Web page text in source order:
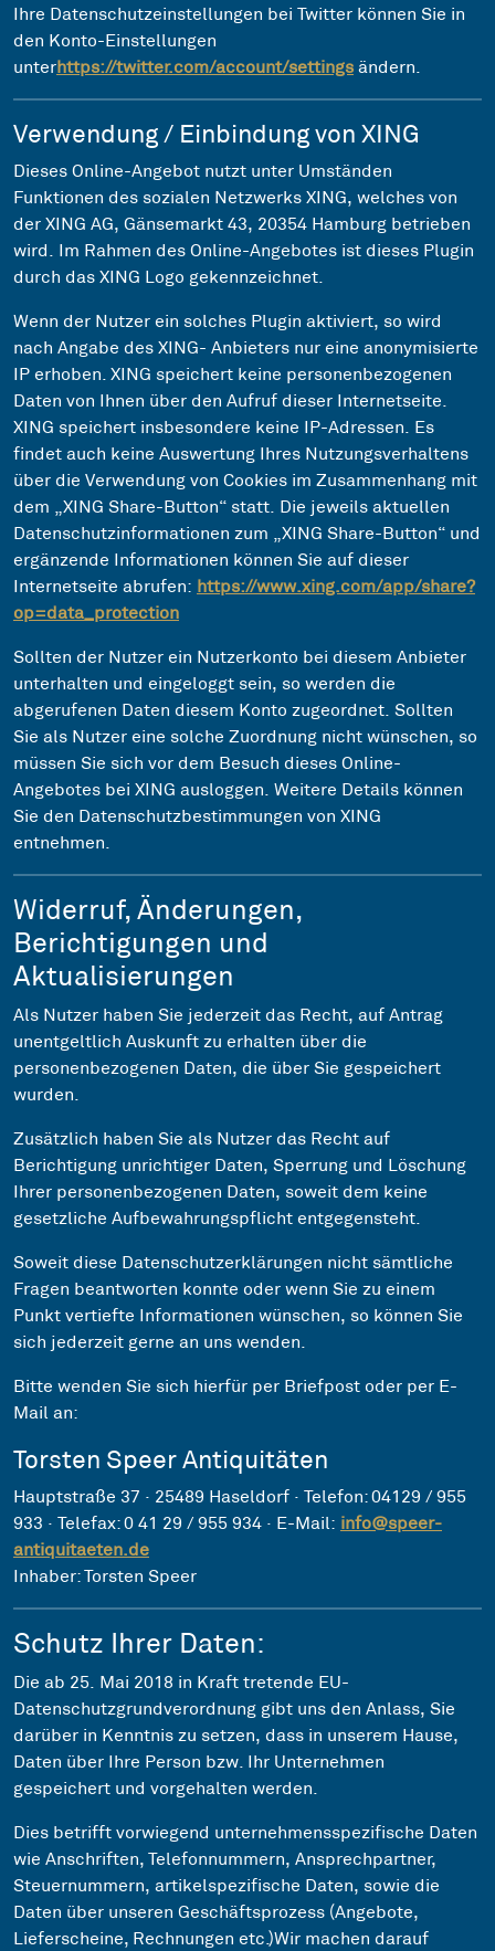
Ihre Datenschutzeinstellungen bei Twitter können Sie in
den Konto-Einstellungen
unterhttps://twitter.com/account/settings ändern.
Verwendung / Einbindung von XING
Dieses Online-Angebot nutzt unter Umständen
Funktionen des sozialen Netzwerks XING, welches von
der XING AG, Gänsemarkt 43, 20354 Hamburg betrieben
wird. Im Rahmen des Online-Angebotes ist dieses Plugin
durch das XING Logo gekennzeichnet.
Wenn der Nutzer ein solches Plugin aktiviert, so wird
nach Angabe des XING- Anbieters nur eine anonymisierte
IP erhoben. XING speichert keine personenbezogenen
Daten von Ihnen über den Aufruf dieser Internetseite.
XING speichert insbesondere keine IP-Adressen. Es
findet auch keine Auswertung Ihres Nutzungsverhaltens
über die Verwendung von Cookies im Zusammenhang mit
dem „XING Share-Button“ statt. Die jeweils aktuellen
Datenschutzinformationen zum „XING Share-Button“ und
ergänzende Informationen können Sie auf dieser
Internetseite abrufen: https://www.xing.com/app/share?
op=data_protection
Sollten der Nutzer ein Nutzerkonto bei diesem Anbieter
unterhalten und eingeloggt sein, so werden die
abgerufenen Daten diesem Konto zugeordnet. Sollten
Sie als Nutzer eine solche Zuordnung nicht wünschen, so
müssen Sie sich vor dem Besuch dieses Online-
Angebotes bei XING ausloggen. Weitere Details können
Sie den Datenschutzbestimmungen von XING
entnehmen.
Widerruf, Änderungen,
Berichtigungen und
Aktualisierungen
Als Nutzer haben Sie jederzeit das Recht, auf Antrag
unentgeltlich Auskunft zu erhalten über die
personenbezogenen Daten, die über Sie gespeichert
wurden.
Zusätzlich haben Sie als Nutzer das Recht auf
Berichtigung unrichtiger Daten, Sperrung und Löschung
Ihrer personenbezogenen Daten, soweit dem keine
gesetzliche Aufbewahrungspflicht entgegensteht.
Soweit diese Datenschutzerklärungen nicht sämtliche
Fragen beantworten konnte oder wenn Sie zu einem
Punkt vertiefte Informationen wünschen, so können Sie
sich jederzeit gerne an uns wenden.
Bitte wenden Sie sich hierfür per Briefpost oder per E-
Mail an:
Torsten Speer Antiquitäten
Hauptstraße 37 · 25489 Haseldorf · Telefon: 04129 / 955
933 · Telefax: 0 41 29 / 955 934 · E-Mail: info@speer-
antiquitaeten.de
Inhaber: Torsten Speer
Schutz Ihrer Daten:
Die ab 25. Mai 2018 in Kraft tretende EU-
Datenschutzgrundverordnung gibt uns den Anlass, Sie
darüber in Kenntnis zu setzen, dass in unserem Hause,
Daten über Ihre Person bzw. Ihr Unternehmen
gespeichert und vorgehalten werden.
Dies betrifft vorwiegend unternehmensspezifische Daten
wie Anschriften, Telefonnummern, Ansprechpartner,
Steuernummern, artikelspezifische Daten, sowie die
Daten über unseren Geschäftsprozess (Angebote,
Lieferscheine, Rechnungen etc.)Wir machen darauf